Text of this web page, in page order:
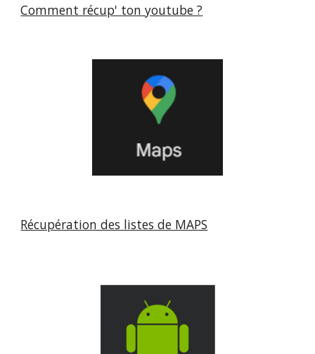
Comment récup' ton youtube ?
Récupération des listes de MAPS